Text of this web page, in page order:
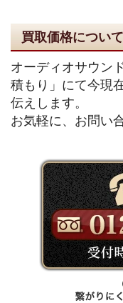
買取価格について
オーディオサウン
積もり」にて今現
伝えします。
お気軽に、お問い